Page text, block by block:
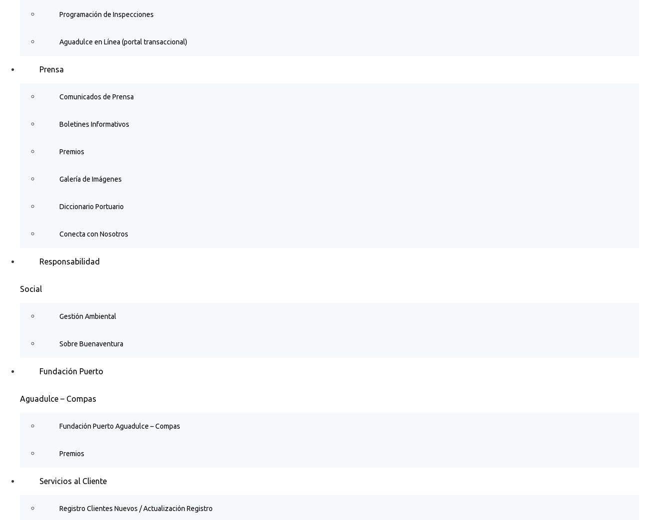
Programación de Inspecciones
Aguadulce en Línea (portal transaccional)
Prensa
Comunicados de Prensa
Boletines Informativos
Premios
Galería de Imágenes
Diccionario Portuario
Conecta con Nosotros
Responsabilidad
Social
Gestión Ambiental
Sobre Buenaventura
Fundación Puerto
Aguadulce – Compas
Fundación Puerto Aguadulce – Compas
Premios
Servicios al Cliente
Registro Clientes Nuevos / Actualización Registro